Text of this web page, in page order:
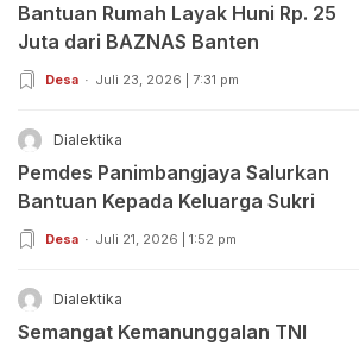
Bantuan Rumah Layak Huni Rp. 25
Juta dari BAZNAS Banten
Desa Juli 23, 2026 | 7:31 pm
Dialektika
Pemdes Panimbangjaya Salurkan
Bantuan Kepada Keluarga Sukri
Desa Juli 21, 2026 | 1:52 pm
Dialektika
Semangat Kemanunggalan TNI